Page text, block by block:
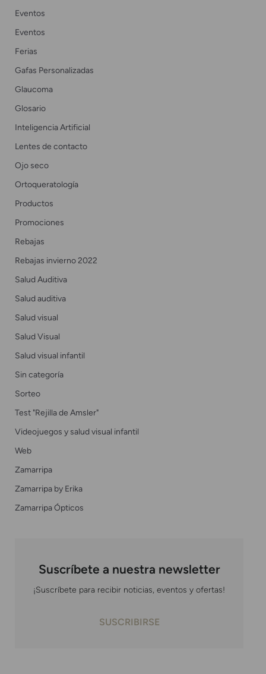
Eventos
Eventos
Ferias
Gafas Personalizadas
Glaucoma
Glosario
Inteligencia Artificial
Lentes de contacto
Ojo seco
Ortoqueratología
Productos
Promociones
Rebajas
Rebajas invierno 2022
Salud Auditiva
Salud auditiva
Salud visual
Salud Visual
Salud visual infantil
Sin categoría
Sorteo
Test "Rejilla de Amsler"
Videojuegos y salud visual infantil
Web
Zamarripa
Zamarripa by Erika
Zamarripa Ópticos
Suscríbete a nuestra newsletter
¡Suscríbete para recibir noticias, eventos y ofertas!
SUSCRIBIRSE